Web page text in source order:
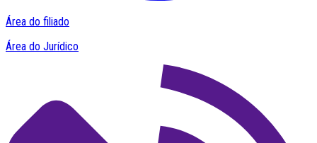
Área do filiado
Área do Jurídico